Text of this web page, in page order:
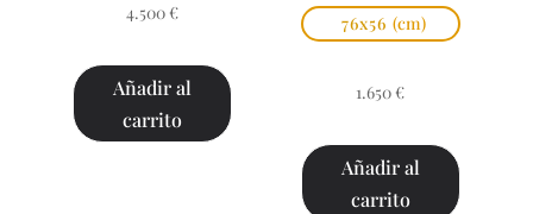
4.500 €
Añadir al
carrito
76x56 (cm)
1.650 €
Añadir al
carrito